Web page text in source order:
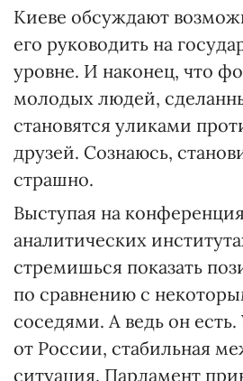
Киеве обсуждают
его руководить на
уровне. И наконец, что
молодых людей,
становятся уликами
друзей. Сознаюсь,
страшно.
Выступая на
аналитических
стремишься показать
по сравнению с
соседями. А ведь он есть.
от России, стабильная
ситуация. Парламент